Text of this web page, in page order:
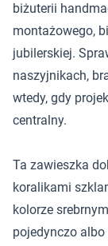
biżuterii
montażowego,
jubilerskiej.
naszyjnikach,
wtedy, gdy
centralny.
Ta zawieszka
koralikami
kolorze
pojedynczo